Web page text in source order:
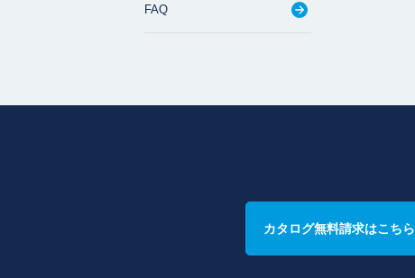
FAQ
カタログ無料請求はこちら